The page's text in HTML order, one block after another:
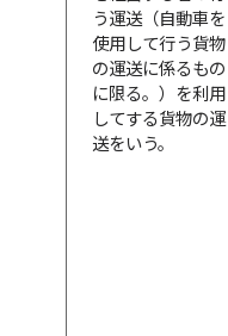
う運送（自動車を
使用して行う貨物
の運送に係るもの
に限る。）を利用
してする貨物の運
送をいう。